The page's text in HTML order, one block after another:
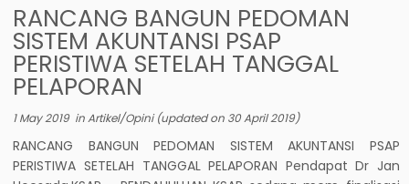
RANCANG BANGUN PEDOMAN
SISTEM AKUNTANSI PSAP
PERISTIWA SETELAH TANGGAL
PELAPORAN
1 May 2019inArtikel/Opini(updated on 30 April 2019)
RANCANG BANGUN PEDOMAN SISTEM AKUNTANSI PSAP
PERISTIWA SETELAH TANGGAL PELAPORAN Pendapat Dr Jan